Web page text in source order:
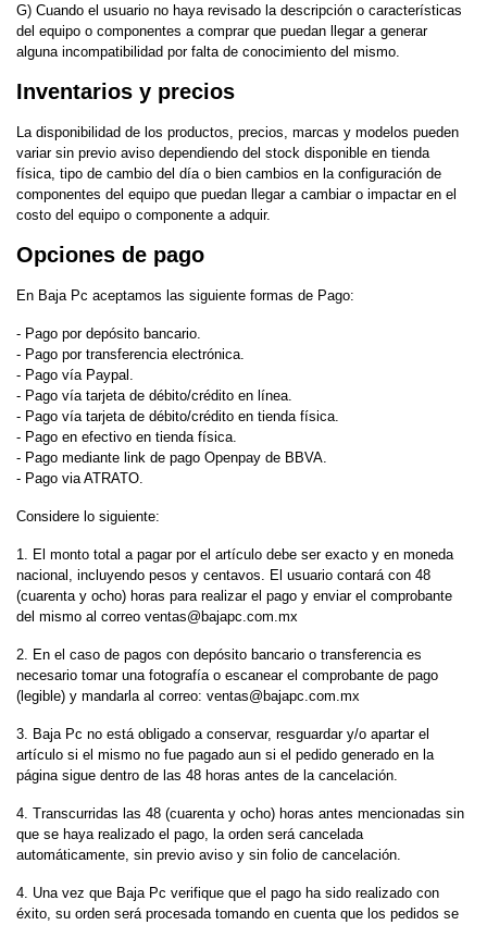
G) Cuando el usuario no haya revisado la descripción o características
del equipo o componentes a comprar que puedan llegar a generar
alguna incompatibilidad por falta de conocimiento del mismo.
Inventarios y precios
La disponibilidad de los productos, precios, marcas y modelos pueden
variar sin previo aviso dependiendo del stock disponible en tienda
física, tipo de cambio del día o bien cambios en la configuración de
componentes del equipo que puedan llegar a cambiar o impactar en el
costo del equipo o componente a adquir.
Opciones de pago
En Baja Pc aceptamos las siguiente formas de Pago:
- Pago por depósito bancario.
- Pago por transferencia electrónica.
- Pago vía Paypal.
- Pago vía tarjeta de débito/crédito en línea.
- Pago vía tarjeta de débito/crédito en tienda física.
- Pago en efectivo en tienda física.
- Pago mediante link de pago Openpay de BBVA.
- Pago via ATRATO.
Considere lo siguiente:
1. El monto total a pagar por el artículo debe ser exacto y en moneda
nacional, incluyendo pesos y centavos. El usuario contará con 48
(cuarenta y ocho) horas para realizar el pago y enviar el comprobante
del mismo al correo ventas@bajapc.com.mx
2. En el caso de pagos con depósito bancario o transferencia es
necesario tomar una fotografía o escanear el comprobante de pago
(legible) y mandarla al correo: ventas@bajapc.com.mx
3. Baja Pc no está obligado a conservar, resguardar y/o apartar el
artículo si el mismo no fue pagado aun si el pedido generado en la
página sigue dentro de las 48 horas antes de la cancelación.
4. Transcurridas las 48 (cuarenta y ocho) horas antes mencionadas sin
que se haya realizado el pago, la orden será cancelada
automáticamente, sin previo aviso y sin folio de cancelación.
4. Una vez que Baja Pc verifique que el pago ha sido realizado con
éxito, su orden será procesada tomando en cuenta que los pedidos se